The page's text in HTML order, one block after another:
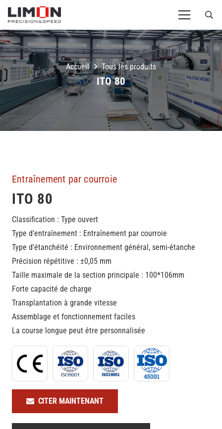
Accueil Tous les produits
ITO 80
Entraînement par courroie
ITO 80
Classification : Type ouvert
Type d'entraînement : Entraînement par courroie
Type d'étanchéité : Environnement général, semi-étanche
Précision répétitive : ±0,05 mm
Taille maximale de la section principale : 100*106mm
Forte capacité de charge
Transplantation à grande vitesse
Assemblage et fonctionnement faciles
La course longue peut être personnalisée
CITER MAINTENANT